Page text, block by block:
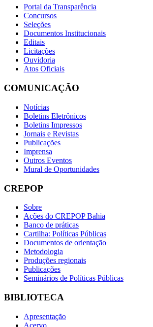
Portal da Transparência
Concursos
Seleções
Documentos Institucionais
Editais
Licitações
Ouvidoria
Atos Oficiais
COMUNICAÇÃO
Notícias
Boletins Eletrônicos
Boletins Impressos
Jornais e Revistas
Publicações
Imprensa
Outros Eventos
Mural de Oportunidades
CREPOP
Sobre
Ações do CREPOP Bahia
Banco de práticas
Cartilha: Políticas Públicas
Documentos de orientação
Metodologia
Produções regionais
Publicações
Seminários de Políticas Públicas
BIBLIOTECA
Apresentação
Acervo